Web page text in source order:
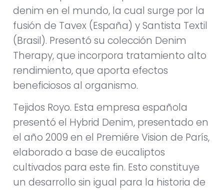
denim en el mundo, la cual surge por la
fusión de Tavex (España) y Santista Textil
(Brasil). Presentó su colección Denim
Therapy, que incorpora tratamiento alto
rendimiento, que aporta efectos
beneficiosos al organismo.
Tejidos Royo. Esta empresa española
presentó el Hybrid Denim, presentado en
el año 2009 en el Premiére Vision de París,
elaborado a base de eucaliptos
cultivados para este fin. Esto constituye
un desarrollo sin igual para la historia de